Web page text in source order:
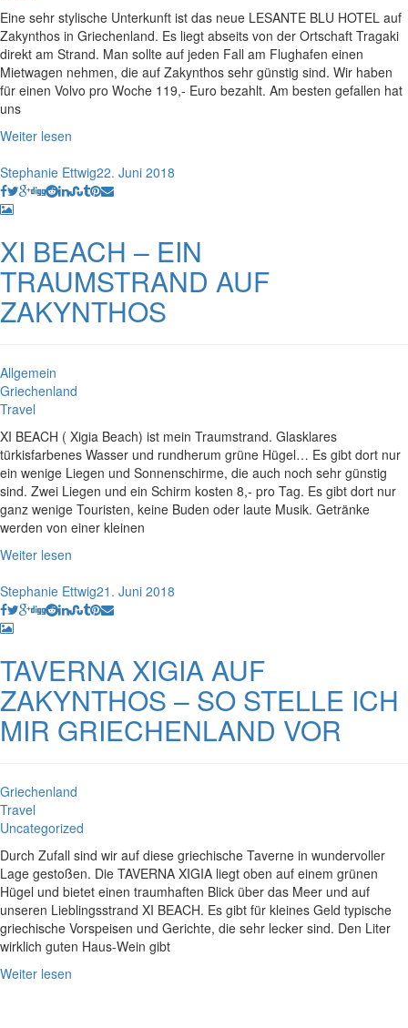
Eine sehr stylische Unterkunft ist das neue LESANTE BLU HOTEL auf
Zakynthos in Griechenland. Es liegt abseits von der Ortschaft Tragaki
direkt am Strand. Man sollte auf jeden Fall am Flughafen einen
Mietwagen nehmen, die auf Zakynthos sehr günstig sind. Wir haben
für einen Volvo pro Woche 119,- Euro bezahlt. Am besten gefallen hat
uns
Weiter lesen
Stephanie Ettwig22. Juni 2018
XI BEACH – EIN
TRAUMSTRAND AUF
ZAKYNTHOS
Allgemein
Griechenland
Travel
XI BEACH ( Xigia Beach) ist mein Traumstrand. Glasklares
türkisfarbenes Wasser und rundherum grüne Hügel… Es gibt dort nur
ein wenige Liegen und Sonnenschirme, die auch noch sehr günstig
sind. Zwei Liegen und ein Schirm kosten 8,- pro Tag. Es gibt dort nur
ganz wenige Touristen, keine Buden oder laute Musik. Getränke
werden von einer kleinen
Weiter lesen
Stephanie Ettwig21. Juni 2018
TAVERNA XIGIA AUF
ZAKYNTHOS – SO STELLE ICH
MIR GRIECHENLAND VOR
Griechenland
Travel
Uncategorized
Durch Zufall sind wir auf diese griechische Taverne in wundervoller
Lage gestoßen. Die TAVERNA XIGIA liegt oben auf einem grünen
Hügel und bietet einen traumhaften Blick über das Meer und auf
unseren Lieblingsstrand XI BEACH. Es gibt für kleines Geld typische
griechische Vorspeisen und Gerichte, die sehr lecker sind. Den Liter
wirklich guten Haus-Wein gibt
Weiter lesen